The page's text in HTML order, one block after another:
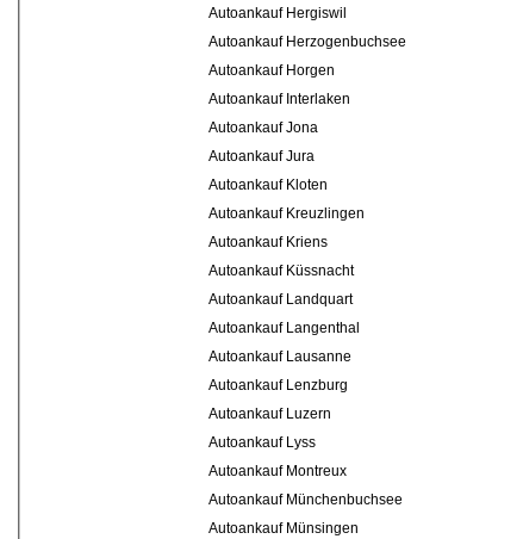
Autoankauf Hergiswil
Autoankauf Herzogenbuchsee
Autoankauf Horgen
Autoankauf Interlaken
Autoankauf Jona
Autoankauf Jura
Autoankauf Kloten
Autoankauf Kreuzlingen
Autoankauf Kriens
Autoankauf Küssnacht
Autoankauf Landquart
Autoankauf Langenthal
Autoankauf Lausanne
Autoankauf Lenzburg
Autoankauf Luzern
Autoankauf Lyss
Autoankauf Montreux
Autoankauf Münchenbuchsee
Autoankauf Münsingen